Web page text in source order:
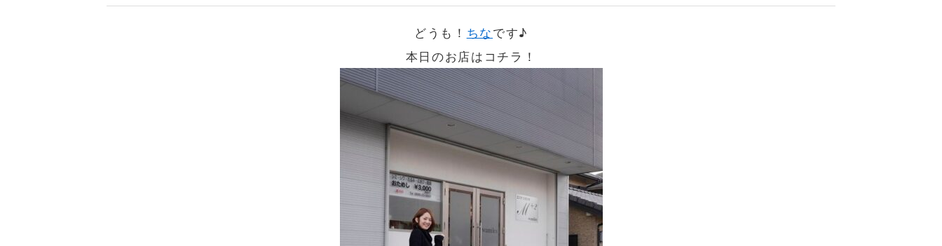
どうも！ ちなです♪
本日のお店はコチラ！